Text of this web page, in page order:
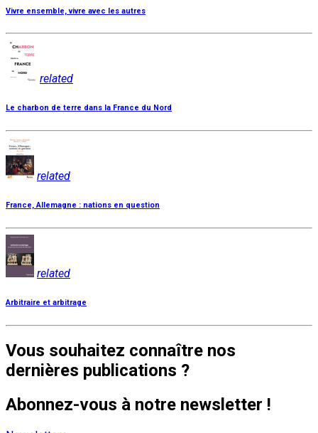
Vivre ensemble, vivre avec les autres
related
Le charbon de terre dans la France du Nord
related
France, Allemagne : nations en question
related
Arbitraire et arbitrage
Vous souhaitez connaître nos
dernières publications ?
Abonnez-vous à notre newsletter !